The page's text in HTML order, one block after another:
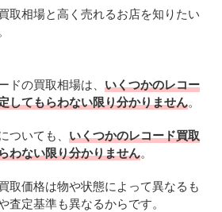
取相場と高く売れるお店を知りたい
ドの買取相場は、 いくつかのレコー
してもらわない限り分かりません。
ついても、 いくつかのレコード買取
わない限り分かりません。
取価格は物や状態によって異なるも
査定基準も異なるからです。